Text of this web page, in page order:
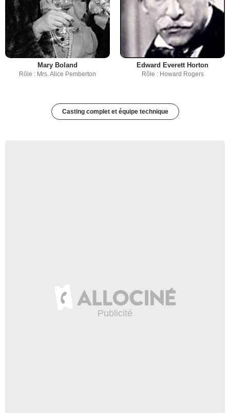
Mary Boland
Rôle : Mrs. Alice Pemberton
Edward Everett Horton
Rôle : Howard Rogers
Casting complet et équipe technique